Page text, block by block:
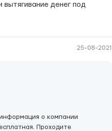
денег под
25-08-2021
о компании
Проходите